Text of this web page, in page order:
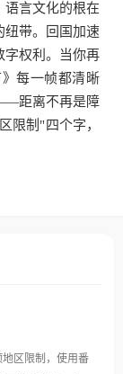
语言文化的根在
纽带。回国加速
字权利。当你再
每一帧都清晰
距离不再是障
限制"四个字，
区限制，使用番